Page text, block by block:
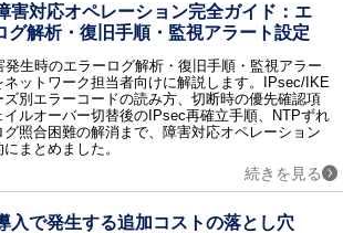
クラウド構築 / オンラインストレージ / IaaS / PaaS / クラウドサーバー / iPaaS
害対応オペレーション完全ガイド：エ
グ解析・復旧手順・監視アラート設定
発生時のエラーログ解析・復旧手順・監視アラー
ネットワーク担当者向けに解説します。IPsec/IKE
ズ別エラーコードの読み方、切断時の優先確認項
イルオーバー切替後のIPsec再確立手順、NTPずれ
グ照合困難の解消まで、障害対応オペレーション
まとめました。
続きを見る
入で発生する追加コストの落とし穴